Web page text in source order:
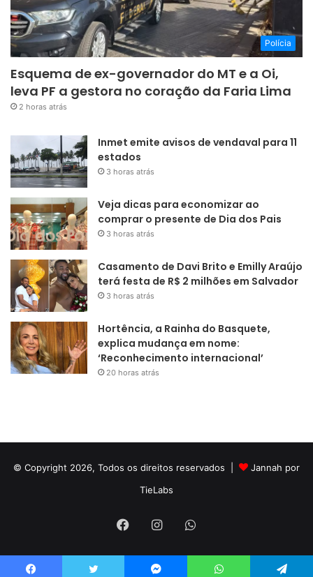
Polícia
Esquema de ex-governador do MT e a Oi,
leva PF a gestora no coração da Faria Lima
2 horas atrás
Inmet emite avisos de vendaval para 11
estados
3 horas atrás
Veja dicas para economizar ao
comprar o presente de Dia dos Pais
3 horas atrás
Casamento de Davi Brito e Emilly Araújo
terá festa de R$ 2 milhões em Salvador
3 horas atrás
Hortência, a Rainha do Basquete,
explica mudança em nome:
‘Reconhecimento internacional’
20 horas atrás
© Copyright 2026, Todos os direitos reservados |
Jannah por
TieLabs
FacebookInstagramWhatsApp